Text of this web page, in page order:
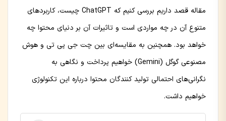
مقاله قصد داریم بررسی کنیم که ChatGPT چیست، کاربردهای
متنوع آن در چه مواردی است و تاثیرات آن بر دنیای محتوا چه
خواهد بود. همچنین به مقایسه‌ای بین چت جی پی تی و هوش
مصنوعی گوگل (Gemini) خواهیم پرداخت و نگاهی به
نگرانی‌های احتمالی تولید کنندگان محتوا درباره این تکنولوژی
خواهیم داشت.